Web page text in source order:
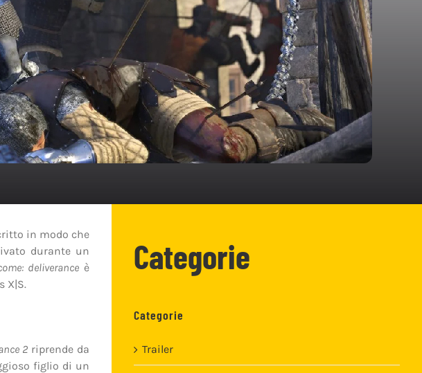
in modo che
durante un
deliveranceè
X|S.
2 riprende da
figlio di un
Categorie
Categorie
Trailer